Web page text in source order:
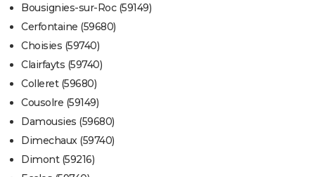
Bousignies-sur-Roc (59149)
Cerfontaine (59680)
Choisies (59740)
Clairfayts (59740)
Colleret (59680)
Cousolre (59149)
Damousies (59680)
Dimechaux (59740)
Dimont (59216)